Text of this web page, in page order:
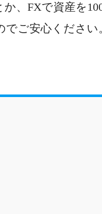
、FXで資産を
ご安心ください